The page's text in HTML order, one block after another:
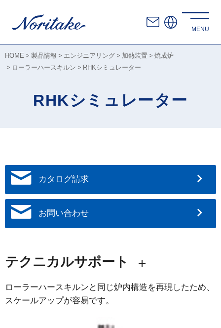
HOME 製品情報 エンジニアリング 加熱装置
焼成炉
ローラーハースキルン
RHKシミュレーター
RHKシミュレーター
カタログ請求
お問い合わせ
テクニカルサポート
ローラーハースキルンと同じ炉内構造を再現したため、
スケールアップが容易です。